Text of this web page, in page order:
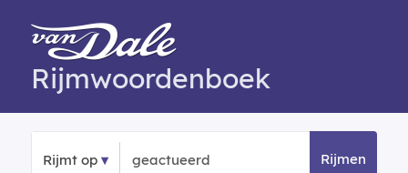
Rijmwoordenboek
Rijmt op Rijmen